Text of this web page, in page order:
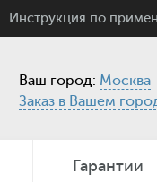
Инструкция по
Ваш город: Москва
Заказ в Вашем
Гарантии